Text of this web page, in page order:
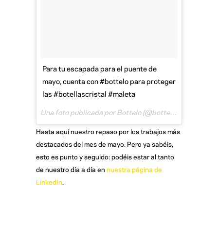
Para tu escapada para el puente de
mayo, cuenta con #bottelo para proteger
las #botellascristal #maleta
Una foto publicada por Bottelo (@bottelo_es) el
Hasta aquí nuestro repaso por los trabajos más
destacados del mes de mayo. Pero ya sabéis,
esto es punto y seguido: podéis estar al tanto
de nuestro día a día en nuestra página de
LinkedIn.